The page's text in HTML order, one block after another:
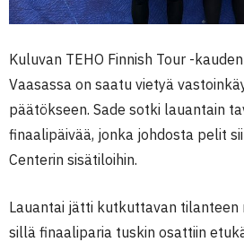
Kuluvan TEHO Finnish Tour -
Vaasassa on saatu vietyä
päätökseen. Sade sotki lauantain
finaalipäivää, jonka johdosta pelit
Centerin sisätiloihin.
Lauantai jätti kutkuttavan tilanteen
sillä finaaliparia tuskin osattiin